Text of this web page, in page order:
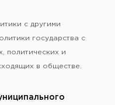
с другими
государства с
политических и
в обществе.